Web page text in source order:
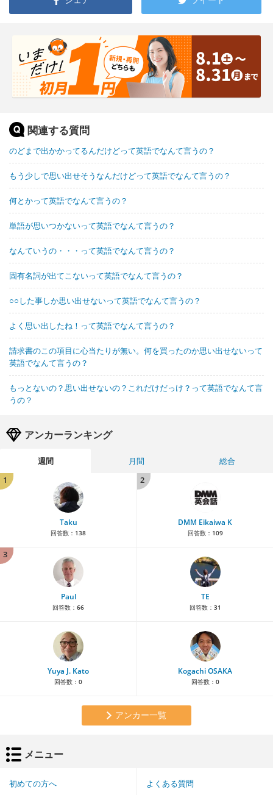
関連する質問
のどまで出かかってるんだけどって英語でなんて言うの？
もう少しで思い出せそうなんだけどって英語でなんて言うの？
何とかって英語でなんて言うの？
単語が思いつかないって英語でなんて言うの？
なんていうの・・・って英語でなんて言うの？
固有名詞が出てこないって英語でなんて言うの？
○○した事しか思い出せないって英語でなんて言うの？
よく思い出したね！って英語でなんて言うの？
請求書のこの項目に心当たりが無い。何を買ったのか思い出せないって
英語でなんて言うの？
もっとないの？思い出せないの？これだけだっけ？って英語でなんて言
うの？
アンカーランキング
週間 月間
総合
1
Taku
回答数： 138
2
DMM Eikaiwa K
回答数： 109
3
Paul
回答数： 66
TE
回答数： 31
Yuya J. Kato
回答数： 0
Kogachi OSAKA
回答数： 0
アンカー一覧
メニュー
初めての方へ よくある質問